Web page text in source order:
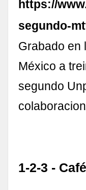
https://
segundo-
Grabado en
México a
segundo
1-2-3 -